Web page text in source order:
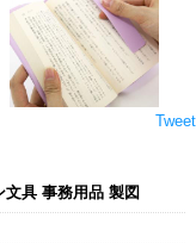
Tweet
具 事務用品 製図